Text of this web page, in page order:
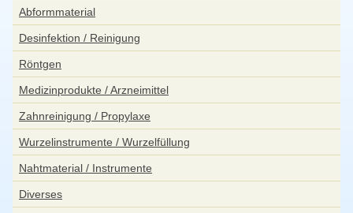
Impressum
Datenschutzerklärung
Sitemap
Abformmaterial
Desinfektion / Reinigung
Röntgen
Medizinprodukte / Arzneimittel
Zahnreinigung / Propylaxe
Wurzelinstrumente / Wurzelfüllung
Nahtmaterial / Instrumente
Diverses